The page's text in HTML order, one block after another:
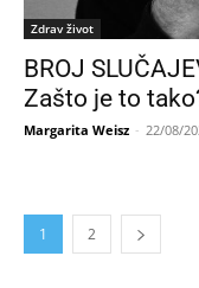
Zdrav život
BROJ
Zašto je to
Margarita Weisz - 22/08/
1 2